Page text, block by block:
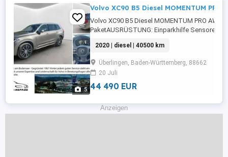
5
Volvo XC90 B5 Diesel MOMENTUM
Volvo XC90 B5 Diesel MOMENTUM PRO AWD
PaketAUSRÜSTUNG: Einparkhilfe Sensoren
Lenkrad,Berganfahrassistent,Radio,DAB-
Heckklappe,Servolenkung,LED-
2020 | diesel | 40500 km
Überlingen, Baden-Württemberg, 88662
20 Juli
44 490 EUR
Anzeigen